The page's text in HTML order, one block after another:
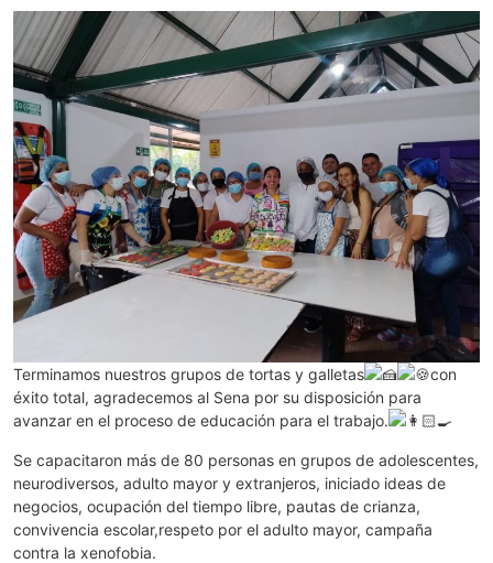
Terminamos nuestros grupos de tortas y galletas
con
éxito total, agradecemos al Sena por su disposición para
avanzar en el proceso de educación para el trabajo.
Se capacitaron más de 80 personas en grupos de adolescentes,
neurodiversos, adulto mayor y extranjeros, iniciado ideas de
negocios, ocupación del tiempo libre, pautas de crianza,
convivencia escolar,respeto por el adulto mayor, campaña
contra la xenofobia.